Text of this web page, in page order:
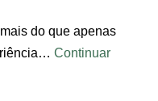
do que apenas
Continuar